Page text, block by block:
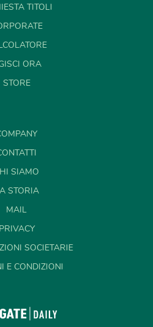
TITOLI
ORA
STORE
SIAMO
STORIA
MAIL
PRIVACY
SOCIETARIE
E CONDIZIONI